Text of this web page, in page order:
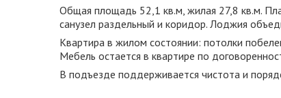
Общая площадь 52,1 кв.м, жилая 27,8 кв.м.
санузел раздельный и коридор. Лоджия
Квартира в жилом состоянии: потолки
Мебель остается в квартире по
В подъезде поддерживается чистота и